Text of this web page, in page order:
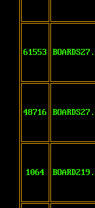
61553
48716
1064